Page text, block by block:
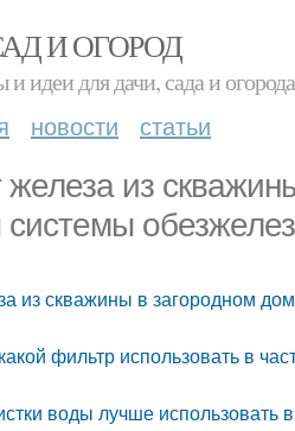
И ОГОРОД
идеи для дачи, сада и огорода
новости статьи
из
из скважины в загородном
фильтр использовать в
воды лучше